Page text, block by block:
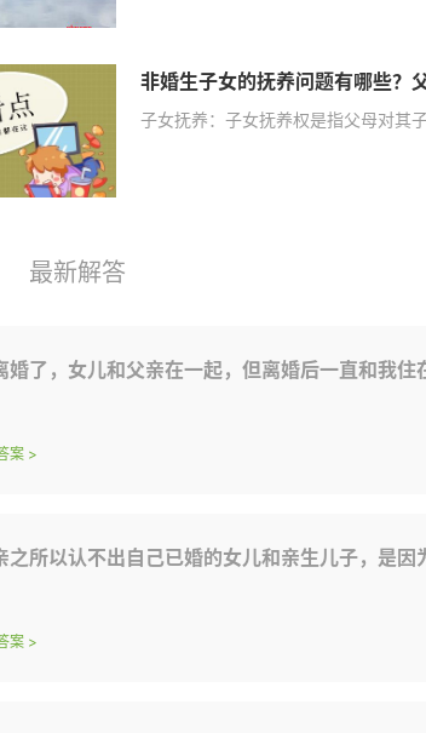
非婚生子女的抚养问题有哪些？
子女抚养：子女抚养权是指父母对其
最新解答
了，女儿和父亲在一起，但离婚后一直和我住在一起。她爸爸现在结婚了，房子是
案 >
以认不出自己已婚的女儿和亲生儿子，是因为外面有个女人。女方逼着我爸妈离婚，离婚后我妈欺负我
案 >